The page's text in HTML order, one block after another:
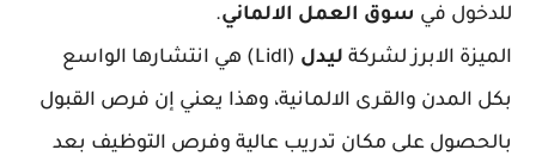
للدخول في سوق العمل الالماني.
الميزة الابرز لشركة ليدل
(Lidl) هي انتشارها الواسع
بكل المدن والقرى الالمانية، وهذا يعني إن فرص القبول
بالحصول على مكان تدريب عالية وفرص التوظيف بعد